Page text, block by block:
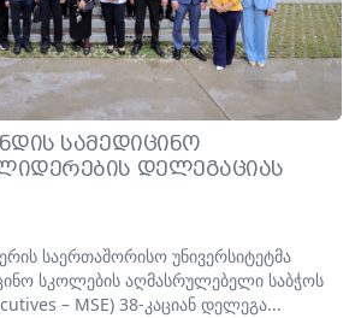
ᲡᲐᲛᲔᲓᲘᲪᲘᲜᲝ
ᲓᲔᲚᲔᲒᲐᲪᲘᲐᲡ
საერთაშორისო უნივერსიტეტმა
სკოლების აღმასრულებელი საბჭოს
– MSE) 38-კაციან დელეგა...